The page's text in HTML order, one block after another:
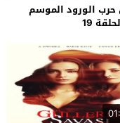
الورود الموسم
19